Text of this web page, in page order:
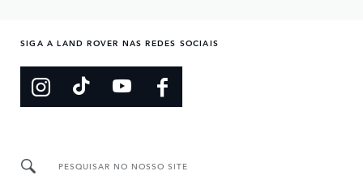
SIGA A LAND ROVER NAS REDES SOCIAIS
PESQUISAR NO NOSSO SITE